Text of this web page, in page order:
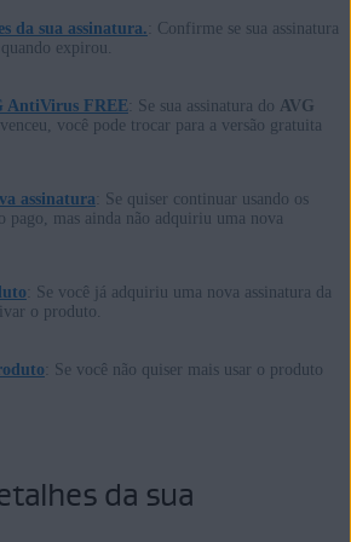
/ Pro / Enterprise - 32 / 64-bit
Home Basic / Home Premium / Professional /
(Catalina)
(Mojave)
(Sierra)
da sua assinatura. : Confirme se sua assinatura
expirou.
AntiVirus FREE: Se sua assinatura do AVG
venceu, você pode trocar para a versão gratuita
assinatura: Se quiser continuar usando os
pago, mas ainda não adquiriu uma nova
: Se você já adquiriu uma nova assinatura da
o produto.
: Se você não quiser mais usar o produto
da sua